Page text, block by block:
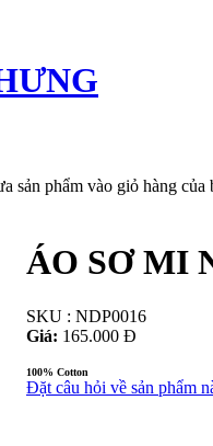
sản phẩm vào giỏ hàng của
ÁO SƠ MI
SKU : NDP0016
Giá: 165.000 Đ
100% Cotton
Đặt câu hỏi về sản phẩm